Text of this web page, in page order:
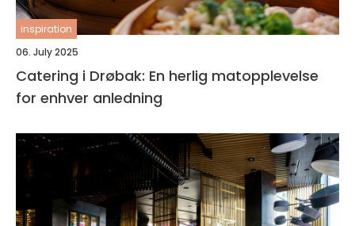
inspiration
06. July 2025
Catering i Drøbak: En herlig matopplevelse
for enhver anledning